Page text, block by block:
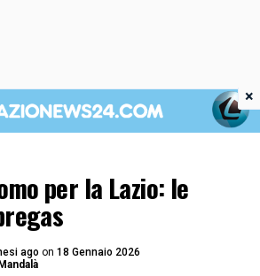
per la Lazio: le
ago on 18 Gennaio 2026
×